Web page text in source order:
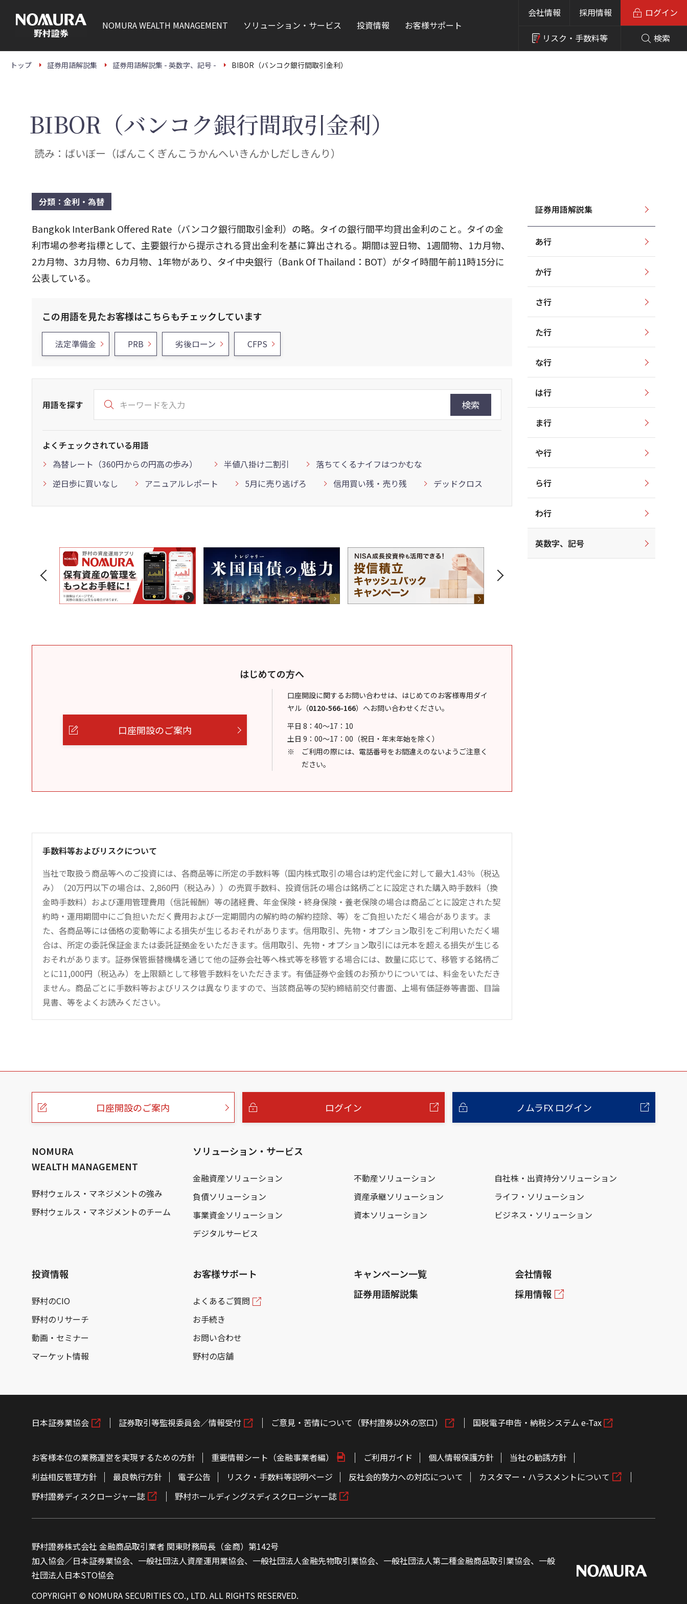
本
NOMURAWEALTH MANAGEMENT ソリューション・サービス 投資情報 お客様サポート
会社情報 採用情報
リスク・ 手数料等 検索
ログイン
トップ 証券用語解説集 証券用語解説集 - 英数字、記号 - BIBOR（バンコク銀行間取引金利）
BIBOR（バンコク銀行間取引金利）
読み：ばいぼー（ばんこくぎんこうかんへいきんかしだしきんり）
分類：金利・為替
Bangkok InterBank Offered Rate（バンコク銀行間取引金利）の略。タイの銀行間平均貸出金利のこと。タイの金
利市場の参考指標として、主要銀行から提示される貸出金利を基に算出される。期間は翌日物、1週間物、1カ月物、
2カ月物、3カ月物、6カ月物、1年物があり、タイ中央銀行（Bank Of Thailand：BOT）がタイ時間午前11時15分に
公表している。
この用語を見たお客様はこちらもチェックしています
法定準備金 PRB 劣後ローン CFPS
用語を探す 検索
よくチェックされている用語
為替レート（360円からの円高の歩み）
半値八掛け二割引
落ちてくるナイフはつかむな
逆日歩に買いなし
アニュアルレポート 5月に売り逃げろ 信用買い残・売り残 デッドクロス
はじめての方へ
口座開設のご案内
口座開設に関するお問い合わせは、はじめてのお客様専用ダイ
ヤル （0120-566-166） へお問い合わせください。
平日 8：40～17：10
土日 9：00～17：00（祝日・年末年始を除く）
ご利用の際には、電話番号をお間違えのないようご注意く
ださい。
手数料等およびリスクについて
当社で取扱う商品等へのご投資には、各商品等に所定の手数料等（国内株式取引の場合は約定代金に対して最大1.43％（税込
み）（20万円以下の場合は、2,860円（税込み））の売買手数料、投資信託の場合は銘柄ごとに設定された購入時手数料（換
金時手数料）および運用管理費用（信託報酬）等の諸経費、年金保険・終身保険・養老保険の場合は商品ごとに設定された契
約時・運用期間中にご負担いただく費用および一定期間内の解約時の解約控除、等）をご負担いただく場合があります。ま
た、各商品等には価格の変動等による損失が生じるおそれがあります。信用取引、先物・オプション取引をご利用いただく場
合は、所定の委託保証金または委託証拠金をいただきます。信用取引、先物・オプション取引には元本を超える損失が生じる
おそれがあります。証券保管振替機構を通じて他の証券会社等へ株式等を移管する場合には、数量に応じて、移管する銘柄ご
とに11,000円（税込み）を上限額として移管手数料をいただきます。有価証券や金銭のお預かりについては、料金をいただき
ません。商品ごとに手数料等およびリスクは異なりますので、当該商品等の契約締結前交付書面、上場有価証券等書面、目論
見書、等をよくお読みください。
証券用語解説集
あ行
か行
さ行
た行
な行
は行
ま行
や行
ら行
わ行
英数字、記号
こ
口座開設のご案内 ログイン ノムラFX ログイン
NOMURA
WEALTH MANAGEMENT
野村ウェルス・マネジメントの強み
野村ウェルス・マネジメントのチーム
ソリューション・サービス
金融資産ソリューション 不動産ソリューション
自社株・出資持分ソリューション
負債ソリューション
資産承継ソリューション
ライフ・ソリューション
事業資金ソリューション
資本ソリューション
ビジネス・ソリューション
デジタルサービス
投資情報
野村のCIO
野村のリサーチ
動画・セミナー
マーケット情報
お客様サポート
よくあるご質問
お手続き
お問い合わせ
野村の店舗
キャンペーン一覧
証券用語解説集
会社情報
採用情報
日本証券業協会 証券取引等監視委員会／情報受付 ご意見・苦情について（野村證券以外の窓口） 国税電子申告・納税システム e-Tax
お客様本位の業務運営を実現するための方針 重要情報シート（金融事業者編） ご利用ガイド 個人情報保護方針
当社の勧誘方針
利益相反管理方針
最良執行方針 電子公告 リスク・手数料等説明ページ 反社会的勢力への対応について
カスタマー・ハラスメントについて
野村證券ディスクロージャー誌
野村ホールディングスディスクロージャー誌
野村證券株式会社 金融商品取引業者 関東財務局長（金商）第142号
加入協会／日本証券業協会、一般社団法人資産運用業協会、一般社団法人金融先物取引業協会、一般社団法人第二種金融商品取引業協会、一般
社団法人日本STO協会
COPYRIGHT © NOMURA SECURITIES CO., LTD. ALL RIGHTS RESERVED.